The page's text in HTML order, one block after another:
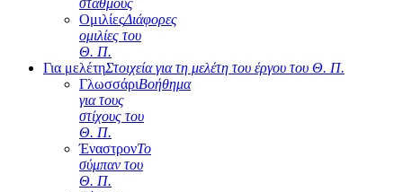
σταθμούς
ΟμιλίεςΔιάφορες
ομιλίες του
Θ. Π.
Για μελέτηΣτοιχεία για τη μελέτη του έργου του Θ. Π.
ΓλωσσάριΒοήθημα
για τους
στίχους του
Θ. Π.
ΈναστρονΤο
σύμπαν του
Θ. Π.